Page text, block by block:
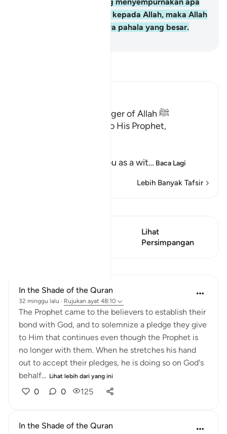
Qualities of the Messenger of Allah ﷺ
Allah the Exalted says to His Prophet,
(Verily, We have sent you as a wit… Baca Lagi
Lebih Banyak Tafsir
Lihat
Persimpangan
In the Shade of the Quran
32 minggu lalu · Rujukan ayat 48:10
The Prophet came to the believers to establish their
bond with God, and to solemnize a pledge they give
to Him that continues even though the Prophet is
no longer with them. When he stretches his hand
out to accept their pledges, he is doing so on God's
behalf... Lihat lebih dari yang ini
0 0 125
In the Shade of the Quran
yang telah dijanjikannya kepada Allah, maka Allah
akan memberi kepadanya pahala yang besar.